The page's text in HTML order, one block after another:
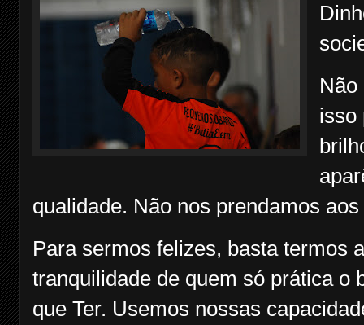
Não
isso
qualidade. Não nos prendamos
Para sermos felizes, basta termos
tranquilidade de quem só prática o
que Ter. Usemos nossas